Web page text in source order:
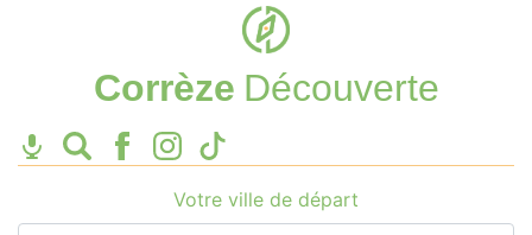
Corrèze Découverte
Votre ville de départ